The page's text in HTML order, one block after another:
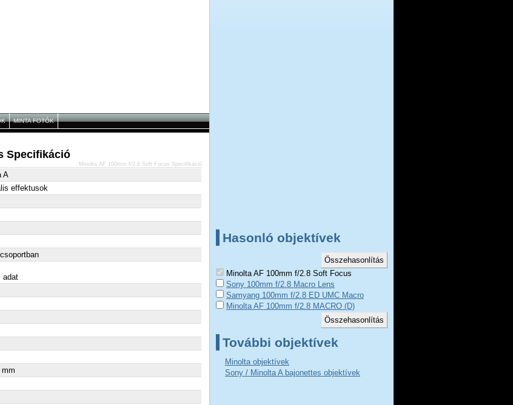
MINTA FOTÓK
Specifikáció
A
effektusok
adat
Minolta AF 100mm f/2.8 Soft Focus Specifikáció
Hasonló objektívek
Minolta AF 100mm f/2.8 Soft Focus
Sony 100mm f/2.8 Macro Lens
Samyang 100mm f/2.8 ED UMC Macro
Minolta AF 100mm f/2.8 MACRO (D)
További objektívek
Minolta objektívek
Sony / Minolta A bajonettes objektívek